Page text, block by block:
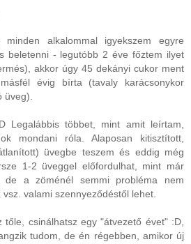
alkalommal igyekszem egyre
beletenni - legutóbb 2 éve főztem ilyet
akkor úgy 45 dekányi cukor ment
évig bírta (tavaly karácsonykor
üveg).
Legalábbis többet, mint amit leírtam,
mondani róla. Alaposan kitisztított,
üvegbe teszem és eddig még
1-2 üveggel előfordulhat, mint már
a zöménél semmi probléma nem
valami szennyeződéstől lehet.
tőle, csinálhatsz egy "átvezető évet" :D,
tudom, de én régebben, amikor új